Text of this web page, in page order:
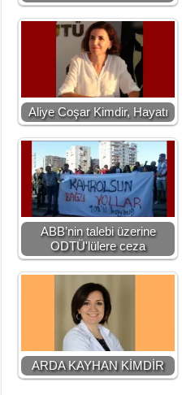
Aliye Coşar Kimdir, Hayatı
ABB’nin talebi üzerine
ODTÜ'lülere ceza
ARDA KAYHAN KİMDİR